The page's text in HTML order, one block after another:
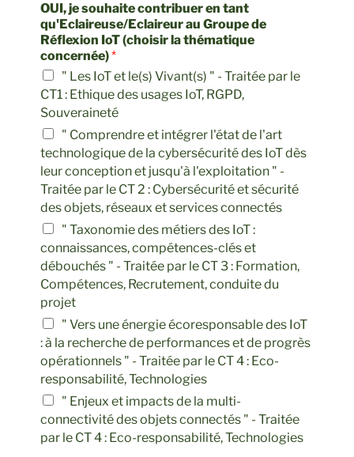
OUI, je souhaite contribuer en tant
qu'Eclaireuse/Eclaireur au Groupe de
Réflexion IoT (choisir la thématique
concernée)*
" Les IoT et le(s) Vivant(s) " - Traitée par le
CT1 : Ethique des usages IoT, RGPD,
Souveraineté
" Comprendre et intégrer l'état de l'art
technologique de la cybersécurité des IoT dès
leur conception et jusqu'à l'exploitation " -
Traitée par le CT 2 : Cybersécurité et sécurité
des objets, réseaux et services connectés
" Taxonomie des métiers des IoT :
connaissances, compétences-clés et
débouchés " - Traitée par le CT 3 : Formation,
Compétences, Recrutement, conduite du
projet
" Vers une énergie écoresponsable des IoT
: à la recherche de performances et de progrès
opérationnels " - Traitée par le CT 4 : Eco-
responsabilité, Technologies
" Enjeux et impacts de la multi-
connectivité des objets connectés " - Traitée
par le CT 4 : Eco-responsabilité, Technologies